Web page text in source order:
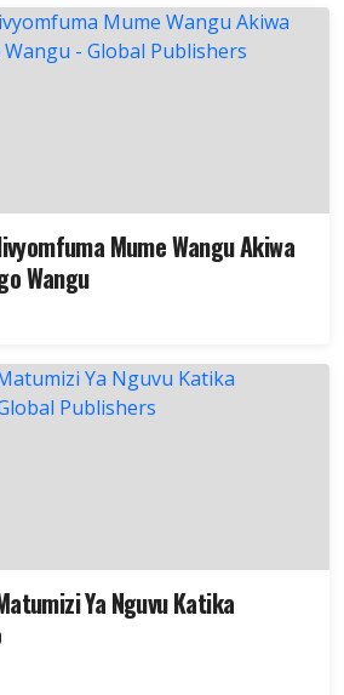
Mume Wangu Akiwa
Wangu
Ya Nguvu Katika